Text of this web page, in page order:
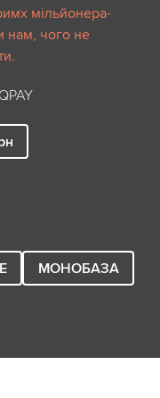
мільйонера-
нам, чого не
МОНОБАЗА